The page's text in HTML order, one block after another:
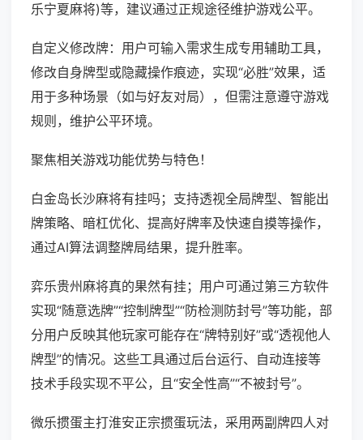
乐宁夏麻将)等，建议通过正规途径维护游戏公平。
自定义修改牌：用户可输入需求生成专用辅助工具，
修改自身牌型或隐藏操作痕迹，实现“必胜”效果，适
用于多种场景（如与好友对局），但需注意遵守游戏
规则，维护公平环境。
聚焦相关游戏功能优势与特色！
白金岛长沙麻将有挂吗；支持透视全局牌型、智能出
牌策略、暗杠优化、提高好牌率及快速自摸等操作，
通过AI算法调整牌局结果，提升胜率。
弈乐贵州麻将真的果然有挂；用户可通过第三方软件
实现“随意选牌”“控制牌型”“防检测防封号”等功能，部
分用户反映其他玩家可能存在“牌特别好”或“透视他人
牌型”的情况。这些工具通过后台运行、自动连接等
技术手段实现不平公，且“安全性高”“不被封号”。
微乐掼蛋主打淮安正宗掼蛋玩法，采用两副牌四人对